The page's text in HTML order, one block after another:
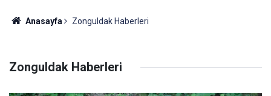
Anasayfa Zonguldak Haberleri
Zonguldak Haberleri